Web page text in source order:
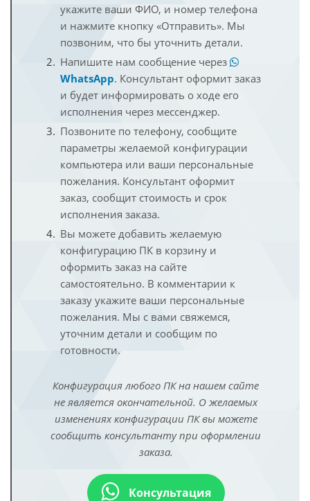
укажите ваши ФИО, и номер телефона
и нажмите кнопку «Отправить». Мы
позвоним, что бы уточнить детали.
Напишите нам сообщение через
WhatsApp. Консультант оформит заказ
и будет информировать о ходе его
исполнения через мессенджер.
Позвоните по телефону, сообщите
параметры желаемой конфигурации
компьютера или ваши персональные
пожелания. Консультант оформит
заказ, сообщит стоимость и срок
исполнения заказа.
Вы можете добавить желаемую
конфигурацию ПК в корзину и
оформить заказ на сайте
самостоятельно. В комментарии к
заказу укажите ваши персональные
пожелания. Мы с вами свяжемся,
уточним детали и сообщим по
готовности.
Конфигурация любого ПК на нашем сайте
не является окончательной. О желаемых
изменениях конфигурации ПК вы можете
сообщить консультанту при оформлении
заказа.
Консультация